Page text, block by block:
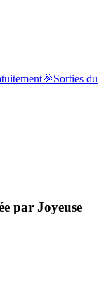
🎉Sorties du
par Joyeuse